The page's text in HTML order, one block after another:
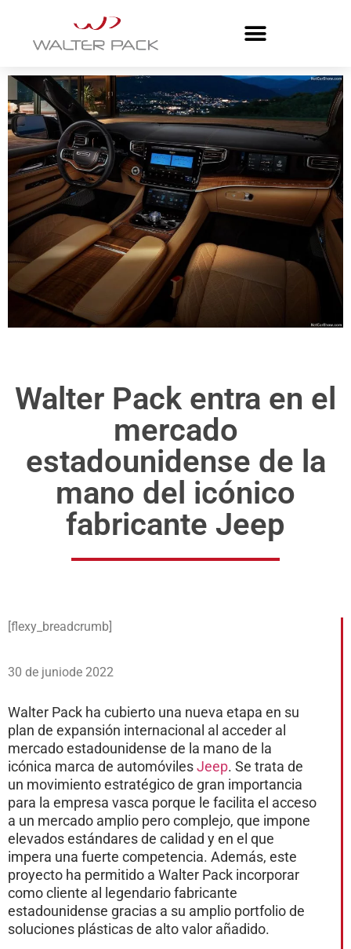
Walter Pack entra en el
mercado
estadounidense de la
mano del icónico
fabricante Jeep
[flexy_breadcrumb]
30 de juniode 2022
Walter Pack ha cubierto una nueva etapa en su
plan de expansión internacional al acceder al
mercado estadounidense de la mano de la
icónica marca de automóvilesJeep. Se trata de
un movimiento estratégico de gran importancia
para la empresa vasca porque le facilita el acceso
a un mercado amplio pero complejo, que impone
elevados estándares de calidad y en el que
impera una fuerte competencia. Además, este
proyecto ha permitido a Walter Pack incorporar
como cliente al legendario fabricante
estadounidense gracias a su amplio portfolio de
soluciones plásticas de alto valor añadido.